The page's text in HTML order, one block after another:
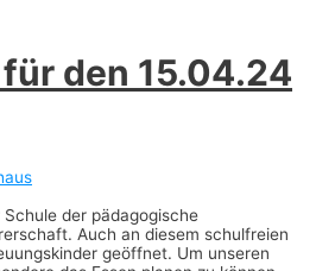
den 15.04.24
der pädagogische
Auch an diesem schulfreien
geöffnet. Um unseren